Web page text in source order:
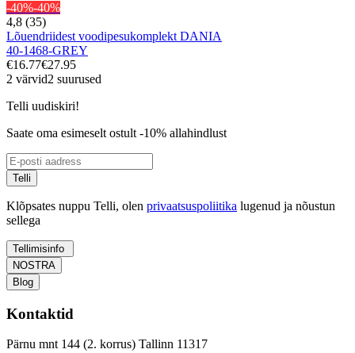
-40%-40%
4,8 (35)
Lõuendriidest voodipesukomplekt DANIA
40-1468-GREY
€16.77€27.95
2 värvid2 suurused
Telli uudiskiri!
Saate oma esimeselt ostult -10% allahindlust
Telli
Klõpsates nuppu Telli, olen privaatsuspoliitika lugenud ja nõustun
sellega
Tellimisinfo
NOSTRA
Blog
Kontaktid
Pärnu mnt 144 (2. korrus) Tallinn 11317